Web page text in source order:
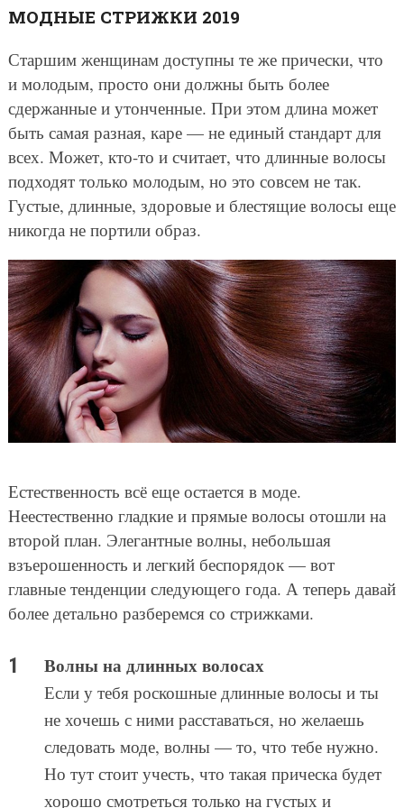
МОДНЫЕ СТРИЖКИ 2019
Старшим женщинам доступны те же прически, что
и молодым, просто они должны быть более
сдержанные и утонченные. При этом длина может
быть самая разная, каре — не единый стандарт для
всех. Может, кто-то и считает, что длинные волосы
подходят только молодым, но это совсем не так.
Густые, длинные, здоровые и блестящие волосы еще
никогда не портили образ.
Естественность всё еще остается в моде.
Неестественно гладкие и прямые волосы отошли на
второй план. Элегантные волны, небольшая
взъерошенность и легкий беспорядок — вот
главные тенденции следующего года. А теперь давай
более детально разберемся со стрижками.
Волны на длинных волосах
Если у тебя роскошные длинные волосы и ты
не хочешь с ними расставаться, но желаешь
следовать моде, волны — то, что тебе нужно.
Но тут стоит учесть, что такая прическа будет
хорошо смотреться только на густых и